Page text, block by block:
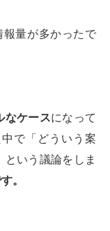
報量が多かったで
なケースになって
で「どういう案
いう議論をしま
。